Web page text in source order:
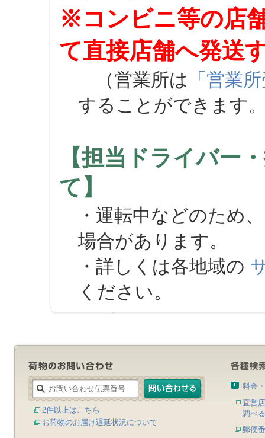
※コンビニ等の店
て直接店舗へ発送
（営業所は 「営業
することができます
【担当ドライバー
て】
・運転中などのため
場合があります。
・詳しくは各地域の
ください。
2件以上はこちら
お荷物のお届け遅延状況について
料金
直営
調べる
郵便